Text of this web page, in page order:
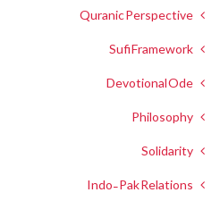
Quranic Perspective
Sufi Framework
Devotional Ode
Philosophy
Solidarity
Indo-Pak Relations